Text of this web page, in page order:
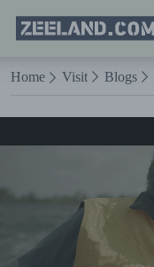
Naar hoofdinhoud
Homepage
Zeeland.com
Home Visit Blogs